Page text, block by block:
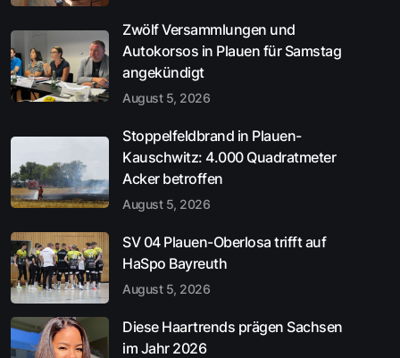
Zwölf Versammlungen und
Autokorsos in Plauen für Samstag
angekündigt
August 5, 2026
Stoppelfeldbrand in Plauen-
Kauschwitz: 4.000 Quadratmeter
Acker betroffen
August 5, 2026
SV 04 Plauen-Oberlosa trifft auf
HaSpo Bayreuth
August 5, 2026
Diese Haartrends prägen Sachsen
im Jahr 2026